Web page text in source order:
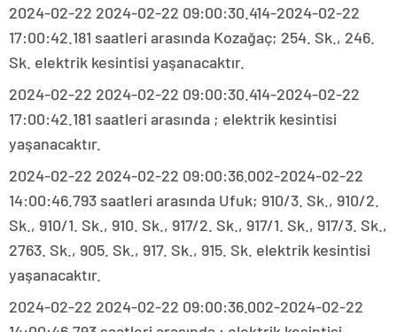
2024-02-22 2024-02-22 09:00:30.414-2024-02-22
17:00:42.181 saatleri arasında Kozağaç; 254. Sk., 246.
Sk. elektrik kesintisi yaşanacaktır.
2024-02-22 2024-02-22 09:00:30.414-2024-02-22
17:00:42.181 saatleri arasında ; elektrik kesintisi
yaşanacaktır.
2024-02-22 2024-02-22 09:00:36.002-2024-02-22
14:00:46.793 saatleri arasında Ufuk; 910/3. Sk., 910/2.
Sk., 910/1. Sk., 910. Sk., 917/2. Sk., 917/1. Sk., 917/3. Sk.,
2763. Sk., 905. Sk., 917. Sk., 915. Sk. elektrik kesintisi
yaşanacaktır.
2024-02-22 2024-02-22 09:00:36.002-2024-02-22